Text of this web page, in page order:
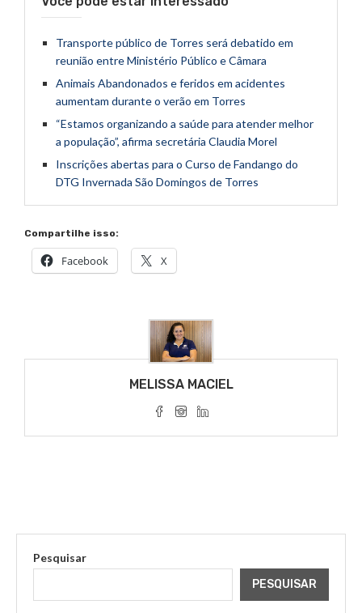
Transporte público de Torres será debatido em
reunião entre Ministério Público e Câmara
Animais Abandonados e feridos em acidentes
aumentam durante o verão em Torres
“Estamos organizando a saúde para atender melhor
a população”, afirma secretária Claudia Morel
Inscrições abertas para o Curso de Fandango do
DTG Invernada São Domingos de Torres
Compartilhe isso:
Facebook X
MELISSA MACIEL
Pesquisar
PESQUISAR